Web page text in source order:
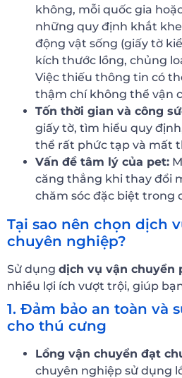
không, mỗi quốc gia
những quy định khắt
động vật sống (giấy tờ
kích thước lồng, chủng
Việc thiếu thông tin có
thậm chí không thể vận
Tốn thời gian và công
giấy tờ, tìm hiểu quy
thể rất phức tạp và mất
Vấn đề tâm lý của pet:
căng thẳng khi thay đổi
chăm sóc đặc biệt trong
Tại sao nên chọn dịch
chuyên nghiệp?
Sử dụng dịch vụ vận chuyển
nhiều lợi ích vượt trội, giúp
1. Đảm bảo an toàn và
cho thú cưng
Lồng vận chuyển đạt
chuyên nghiệp sử dụng